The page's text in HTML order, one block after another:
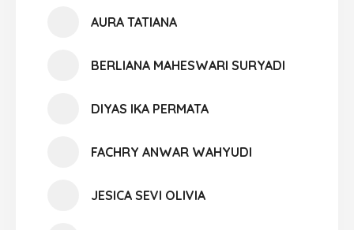
AURA TATIANA
BERLIANA MAHESWARI SURYADI
DIYAS IKA PERMATA
FACHRY ANWAR WAHYUDI
JESICA SEVI OLIVIA